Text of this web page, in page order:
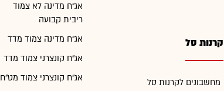
קרנות סל
מחשבונים לקרנות סל
אג"ח מדינה לא צמוד
ריבית קבועה
אג"ח מדינה צמוד מדד
אג"ח קונצרני צמוד מדד
אג"ח קונצרני צמוד מט"ח